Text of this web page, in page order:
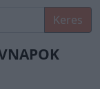
Keres